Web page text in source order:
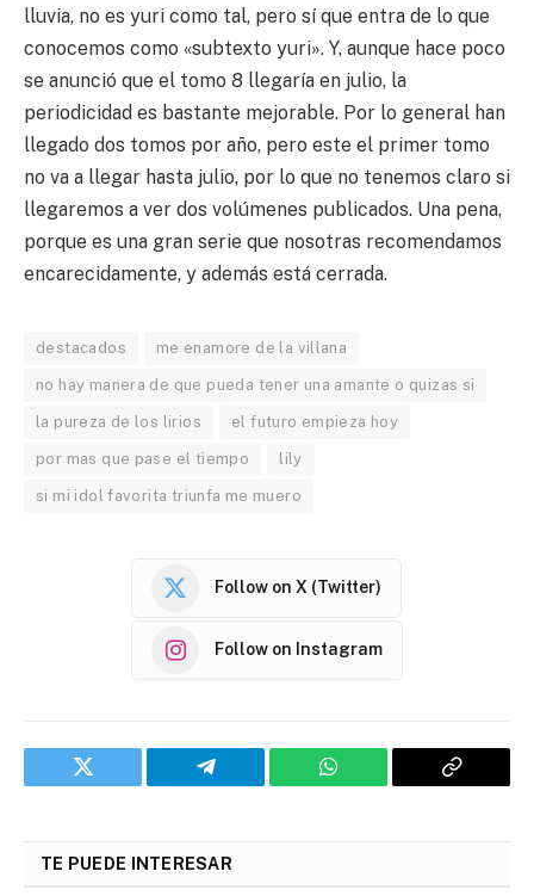
lluvia, no es yuri como tal, pero sí que entra de lo que
conocemos como «subtexto yuri». Y, aunque hace poco
se anunció que el tomo 8 llegaría en julio, la
periodicidad es bastante mejorable. Por lo general han
llegado dos tomos por año, pero este el primer tomo
no va a llegar hasta julio, por lo que no tenemos claro si
llegaremos a ver dos volúmenes publicados. Una pena,
porque es una gran serie que nosotras recomendamos
encarecidamente, y además está cerrada.
destacados me enamore de la villana
no hay manera de que pueda tener una amante o quizas si
la pureza de los lirios el futuro empieza hoy
por mas que pase el tiempo lily
si mi idol favorita triunfa me muero
Follow on X (Twitter)
Follow on Instagram
Twitter Telegram WhatsApp
Copy
TE PUEDE INTERESAR